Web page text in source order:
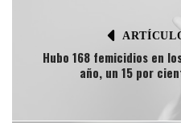
Hubo 168 femicidios en
año, un 15 por